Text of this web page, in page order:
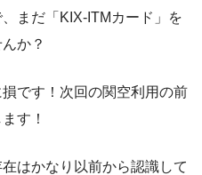
まだ「KIX-ITMカード」を
か？
です！次回の関空利用の前
す！
はかなり以前から認識して